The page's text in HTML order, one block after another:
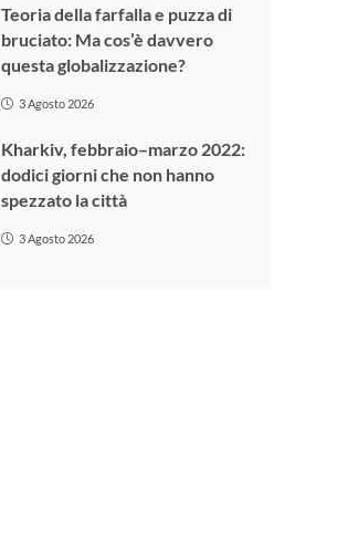
Teoria della farfalla e puzza di
bruciato: Ma cos’è davvero
questa globalizzazione?
3 Agosto 2026
Kharkiv, febbraio–marzo 2022:
dodici giorni che non hanno
spezzato la città
3 Agosto 2026